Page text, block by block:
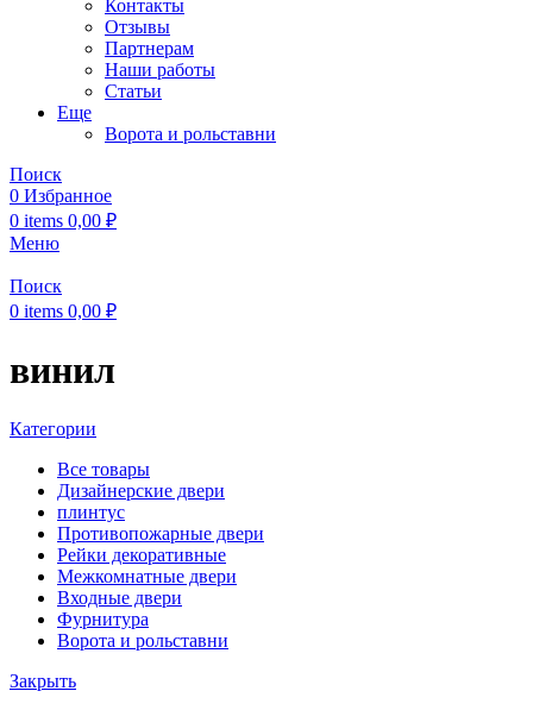
Контакты
Отзывы
Партнерам
Наши работы
Статьи
Еще
Ворота и рольставни
Поиск
0 Избранное
0 items 0,00 ₽
Меню
Поиск
0 items 0,00 ₽
винил
Категории
Все товары
Дизайнерские двери
плинтус
Противопожарные двери
Рейки декоративные
Межкомнатные двери
Входные двери
Фурнитура
Ворота и рольставни
Закрыть